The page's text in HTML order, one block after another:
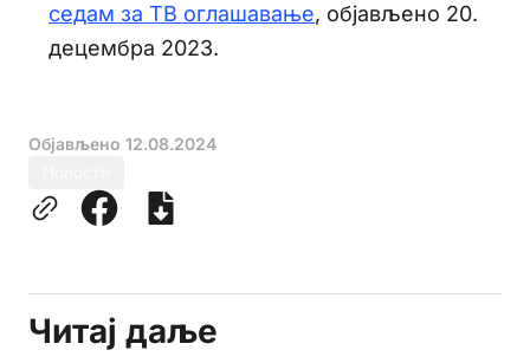
седам за ТВ оглашавање, објављено 20.
децембра 2023.
Објављено 12.08.2024
Читај даље